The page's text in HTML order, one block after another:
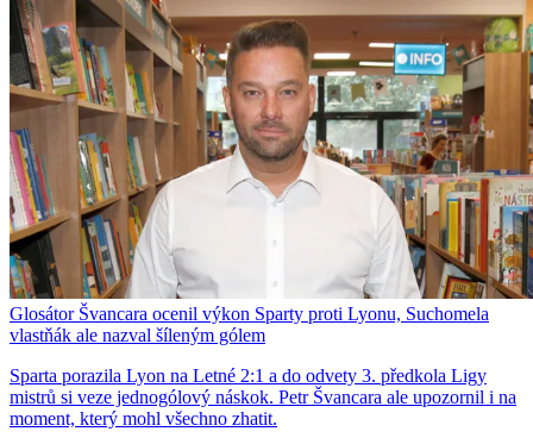
Glosátor Švancara ocenil výkon Sparty proti Lyonu, Suchomela
vlastňák ale nazval šíleným gólem
Sparta porazila Lyon na Letné 2:1 a do odvety 3. předkola Ligy
mistrů si veze jednogólový náskok. Petr Švancara ale upozornil i na
moment, který mohl všechno zhatit.